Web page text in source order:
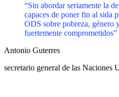
“Sin abordar seriamente la
capaces de poner fin al sida
ODS sobre pobreza, género
fuertemente comprometidos”
Antonio Guterres
secretario general de las Naciones